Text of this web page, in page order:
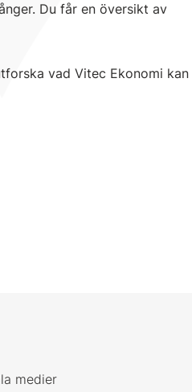
Du får en översikt av
vad Vitec Ekonomi kan
medier